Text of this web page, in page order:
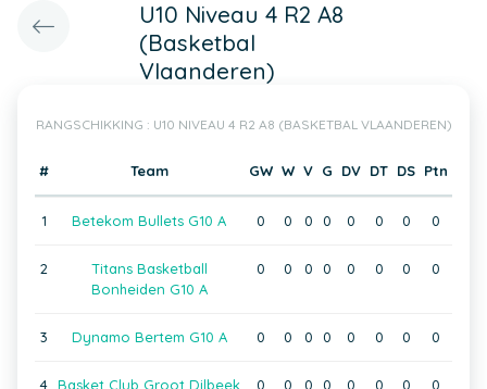
U10 Niveau 4 R2 A8
(Basketbal
Vlaanderen)
RANGSCHIKKING : U10 NIVEAU 4 R2 A8 (BASKETBAL VLAANDEREN)
# Team GW W V G DV DT DS Ptn
1 Betekom Bullets G10 A 0 0 0 0 0 0 0 0
2
Titans Basketball
Bonheiden G10 A
0 0 0 0 0 0 0 0
3 Dynamo Bertem G10 A 0 0 0 0 0 0 0 0
4 Basket Club Groot Dilbeek
0 0 0 0 0 0 0 0